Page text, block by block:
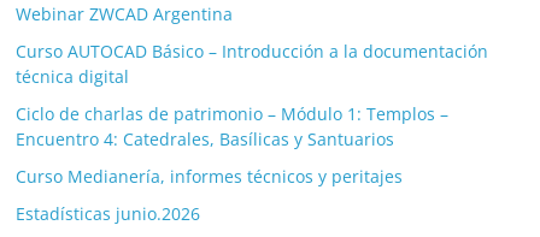
Webinar ZWCAD Argentina
Curso AUTOCAD Básico – Introducción a la documentación
técnica digital
Ciclo de charlas de patrimonio – Módulo 1: Templos –
Encuentro 4: Catedrales, Basílicas y Santuarios
Curso Medianería, informes técnicos y peritajes
Estadísticas junio.2026